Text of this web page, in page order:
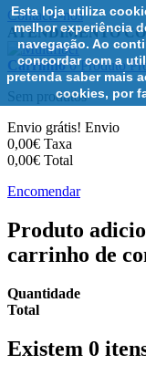
Esta loja utiliza
melhor experiência
navegação. Ao
concordar com a
pretenda saber mais
cookies, por
Contacte-nos
ATENDIMENTO
Carrinho 0 Produto
Sem produtos
Envio grátis! Envio
0,00€ Taxa
0,00€ Total
Encomendar
Produto
carrinho de
Quantidade
Total
Existem 0